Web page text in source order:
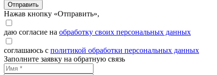
Отправить
Нажав кнопку «Отправить»,
даю согласие на обработку своих персональных данных
соглашаюсь с политикой обработки персональных данных
Заполните заявку на обратную связь